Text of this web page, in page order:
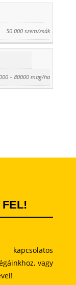
50 000 szem/zsák
– 80000 mag/ha
kapcsolatos
vagy